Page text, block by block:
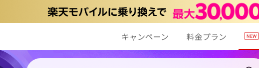
キャンペーン 料金プラン